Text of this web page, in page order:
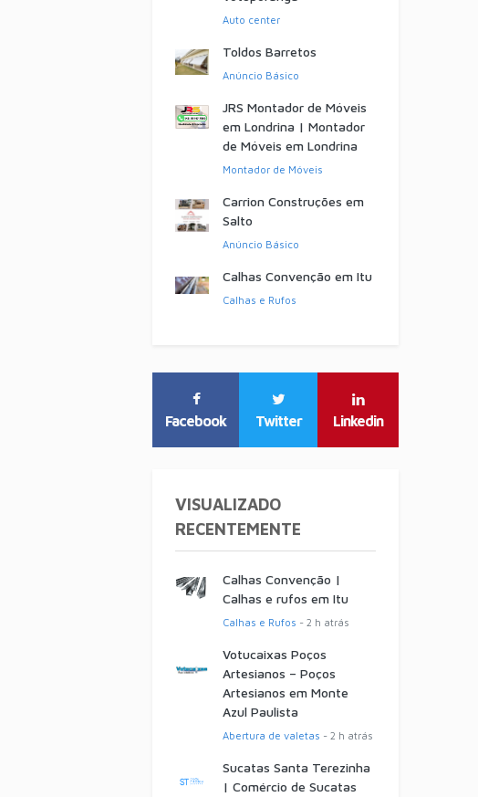
Auto center
Toldos Barretos
Anúncio Básico
JRS Montador de Móveis
em Londrina | Montador
de Móveis em Londrina
Montador de Móveis
Carrion Construções em
Salto
Anúncio Básico
Calhas Convenção em Itu
Calhas e Rufos
Facebook Twitter Linkedin
VISUALIZADO
RECENTEMENTE
Calhas Convenção |
Calhas e rufos em Itu
Calhas e Rufos - 2 h atrás
Votucaixas Poços
Artesianos – Poços
Artesianos em Monte
Azul Paulista
Abertura de valetas - 2 h atrás
Sucatas Santa Terezinha
| Comércio de Sucatas